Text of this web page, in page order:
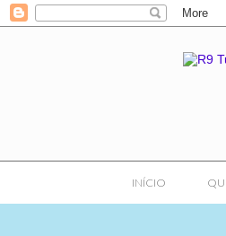
INÍCIO